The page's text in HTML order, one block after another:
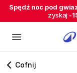
Spędź noc pod
zyskaj -
Cofnij